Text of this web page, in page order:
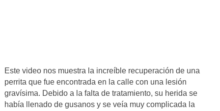
Este video nos muestra la increíble recuperación de una
perrita que fue encontrada en la calle con una lesión
gravísima. Debido a la falta de tratamiento, su herida se
había llenado de gusanos y se veía muy complicada la